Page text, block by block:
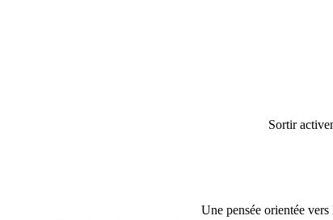
Sortir
Une pensée orientée